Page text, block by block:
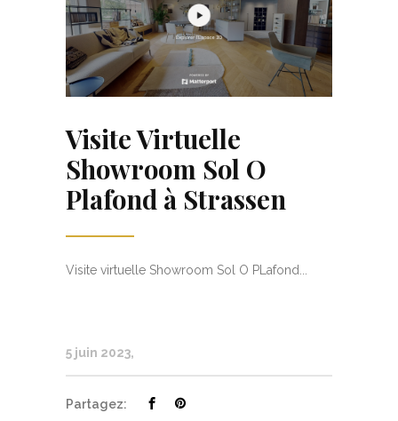
Visite Virtuelle
Showroom Sol O
Plafond à Strassen
Visite virtuelle Showroom Sol O PLafond...
5 juin 2023
Partagez: